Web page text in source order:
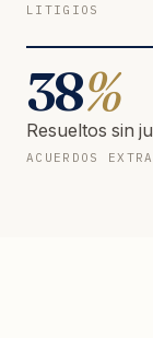
LITIGIOS
38%
Resueltos sin
ACUERDOS